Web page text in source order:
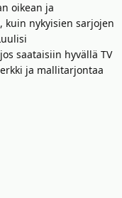
oikean ja
kuin nykyisien sarjojen
saataisiin hyvällä TV
ja mallitarjontaa